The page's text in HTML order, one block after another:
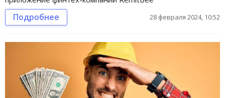
Подробнее 28 февраля 2024, 10:52